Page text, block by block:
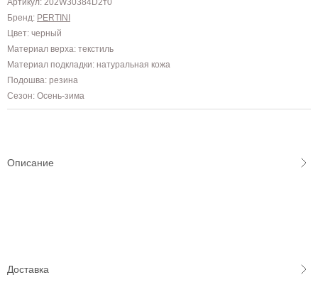
Артикул: 202W30384D2т0
Бренд: PERTINI
Цвет: черный
Материал верха: текстиль
Материал подкладки: натуральная кожа
Подошва: резина
Сезон: Осень-зима
Описание
Доставка